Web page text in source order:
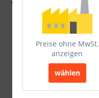
Preise ohne MwSt.
anzeigen
wählen